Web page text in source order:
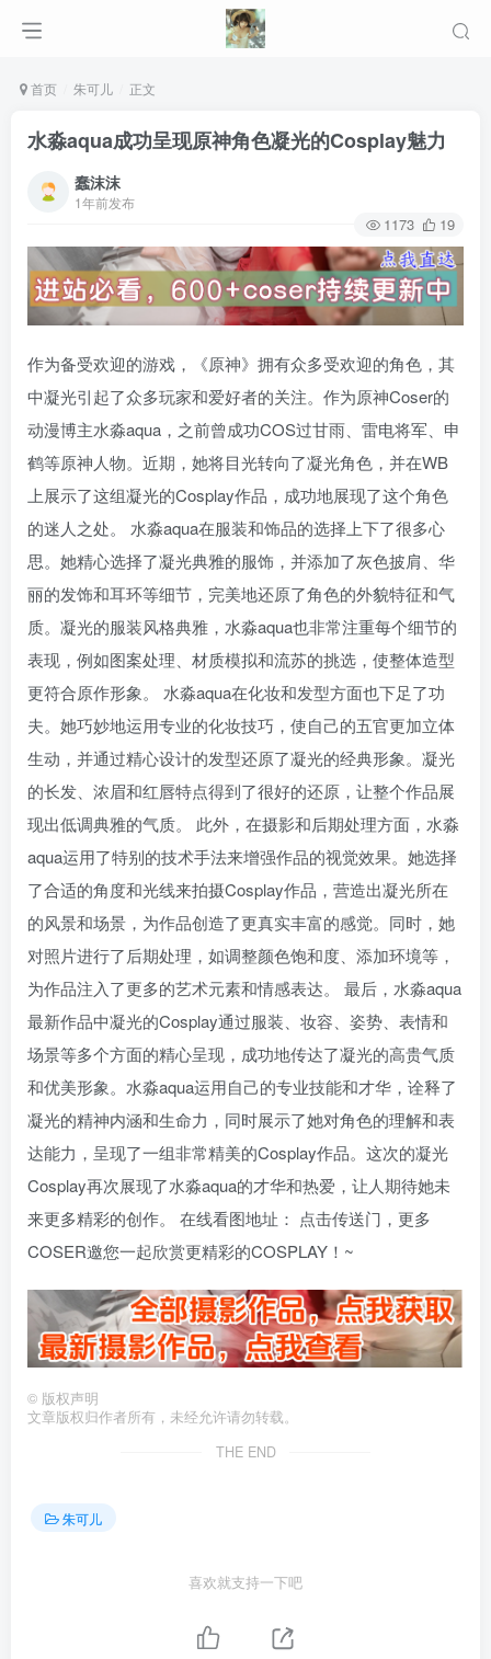
首页 朱可儿 正文
水淼aqua成功呈现原神角色凝光的Cosplay魅力
蠢沫沫
1年前发布
1173 19
作为备受欢迎的游戏，《原神》拥有众多受欢迎的角色，其
中凝光引起了众多玩家和爱好者的关注。作为原神Coser的
动漫博主水淼aqua，之前曾成功COS过甘雨、雷电将军、申
鹤等原神人物。近期，她将目光转向了凝光角色，并在WB
上展示了这组凝光的Cosplay作品，成功地展现了这个角色
的迷人之处。 水淼aqua在服装和饰品的选择上下了很多心
思。她精心选择了凝光典雅的服饰，并添加了灰色披肩、华
丽的发饰和耳环等细节，完美地还原了角色的外貌特征和气
质。凝光的服装风格典雅，水淼aqua也非常注重每个细节的
表现，例如图案处理、材质模拟和流苏的挑选，使整体造型
更符合原作形象。 水淼aqua在化妆和发型方面也下足了功
夫。她巧妙地运用专业的化妆技巧，使自己的五官更加立体
生动，并通过精心设计的发型还原了凝光的经典形象。凝光
的长发、浓眉和红唇特点得到了很好的还原，让整个作品展
现出低调典雅的气质。 此外，在摄影和后期处理方面，水淼
aqua运用了特别的技术手法来增强作品的视觉效果。她选择
了合适的角度和光线来拍摄Cosplay作品，营造出凝光所在
的风景和场景，为作品创造了更真实丰富的感觉。同时，她
对照片进行了后期处理，如调整颜色饱和度、添加环境等，
为作品注入了更多的艺术元素和情感表达。 最后，水淼aqua
最新作品中凝光的Cosplay通过服装、妆容、姿势、表情和
场景等多个方面的精心呈现，成功地传达了凝光的高贵气质
和优美形象。水淼aqua运用自己的专业技能和才华，诠释了
凝光的精神内涵和生命力，同时展示了她对角色的理解和表
达能力，呈现了一组非常精美的Cosplay作品。这次的凝光
Cosplay再次展现了水淼aqua的才华和热爱，让人期待她未
来更多精彩的创作。 在线看图地址： 点击传送门，更多
COSER邀您一起欣赏更精彩的COSPLAY！~
© 版权声明
文章版权归作者所有，未经允许请勿转载。
THE END
朱可儿
喜欢就支持一下吧